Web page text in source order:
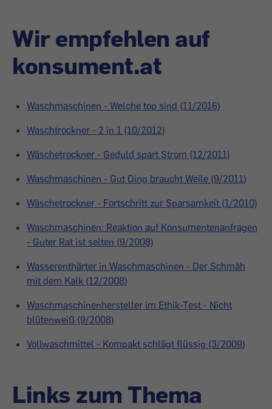
Wir empfehlen auf
konsument.at
Waschmaschinen - Welche top sind (11/2016)
Waschtrockner - 2 in 1 (10/2012)
Wäschetrockner - Geduld spart Strom (12/2011)
Waschmaschinen - Gut Ding braucht Weile (9/2011)
Wäschetrockner - Fortschritt zur Sparsamkeit (1/2010)
Waschmaschinen: Reaktion auf Konsumentenanfragen
- Guter Rat ist selten (9/2008)
Wasserenthärter in Waschmaschinen - Der Schmäh
mit dem Kalk (12/2008)
Waschmaschinenhersteller im Ethik-Test - Nicht
blütenweiß (9/2008)
Vollwaschmittel - Kompakt schlägt flüssig (3/2009)
Links zum Thema